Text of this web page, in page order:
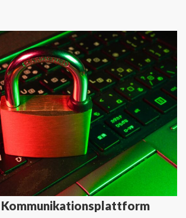
Kommunikationsplattform